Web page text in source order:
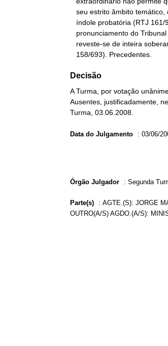
   158/693). Precedentes.
Decisão
A Turma, por votação
Ausentes, justificadamente,
Turma, 03.06.2008.
Data do Julgamento : 03/06/
Órgão Julgador : Segunda
Parte(s) : AGTE.(S): JORGE
OUTRO(A/S) AGDO.(A/S):